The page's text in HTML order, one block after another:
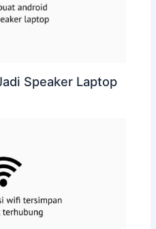
Speaker Laptop